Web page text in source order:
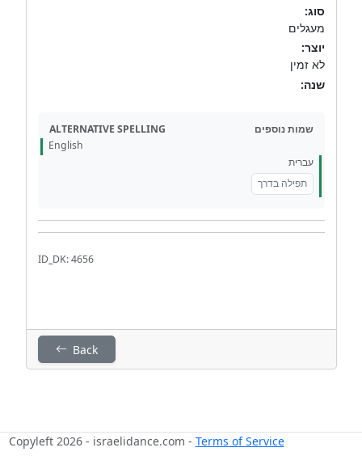
סוג:
מעגלים
יוצר:
לא זמין
שנה:
ALTERNATIVE SPELLING
שמות נוספים
English
עברית
תפילה בדרך
ID_DK: 4656
Back
Copyleft 2026 - israelidance.com - Terms of Service